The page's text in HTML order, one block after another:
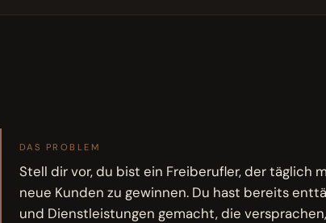
DAS PROBLEM
Stell dir vor, du bist ein Freiberufler, der täglich
neue Kunden zu gewinnen. Du hast bereits
und Dienstleistungen gemacht, die